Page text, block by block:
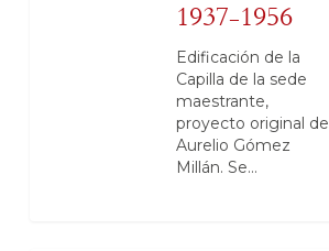
1937-1956
Edificación de la
Capilla de la sede
maestrante,
proyecto original de
Aurelio Gómez
Millán. Se…